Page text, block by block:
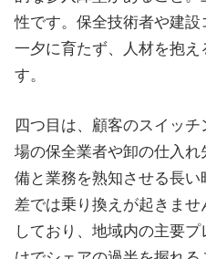
性です。保全技術者や建
一夕に育たず、人材を抱え
す。
四つ目は、顧客のスイッ
場の保全業者や卸の仕入
備と業務を熟知させる長
差では乗り換えが起きま
しており、地域内の主要